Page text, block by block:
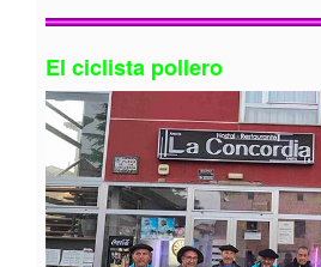
El ciclista pollero